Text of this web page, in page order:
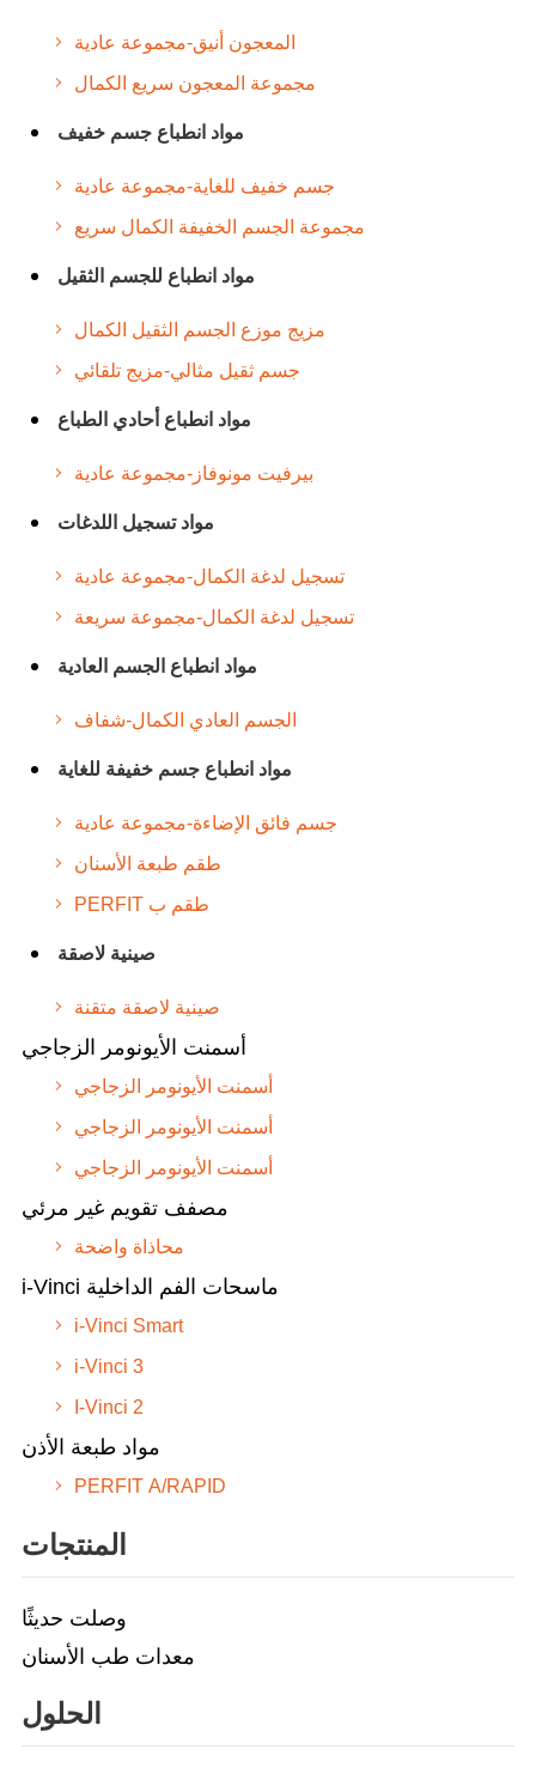
المعجون أنيق-مجموعة عادية
مجموعة المعجون سريع الكمال
مواد انطباع جسم خفيف
جسم خفيف للغاية-مجموعة عادية
مجموعة الجسم الخفيفة الكمال سريع
مواد انطباع للجسم الثقيل
مزيج موزع الجسم الثقيل الكمال
جسم ثقيل مثالي-مزيج تلقائي
مواد انطباع أحادي الطباع
بيرفيت مونوفاز-مجموعة عادية
مواد تسجيل اللدغات
تسجيل لدغة الكمال-مجموعة عادية
تسجيل لدغة الكمال-مجموعة سريعة
مواد انطباع الجسم العادية
الجسم العادي الكمال-شفاف
مواد انطباع جسم خفيفة للغاية
جسم فائق الإضاءة-مجموعة عادية
طقم طبعة الأسنان
PERFIT طقم ب
صينية لاصقة
صينية لاصقة متقنة
أسمنت الأيونومر الزجاجي
أسمنت الأيونومر الزجاجي
أسمنت الأيونومر الزجاجي
أسمنت الأيونومر الزجاجي
مصفف تقويم غير مرئي
محاذاة واضحة
i-Vinci ماسحات الفم الداخلية
i-Vinci Smart
i-Vinci 3
I-Vinci 2
مواد طبعة الأذن
PERFIT A/RAPID
المنتجات
وصلت حديثًا
معدات طب الأسنان
الحلول